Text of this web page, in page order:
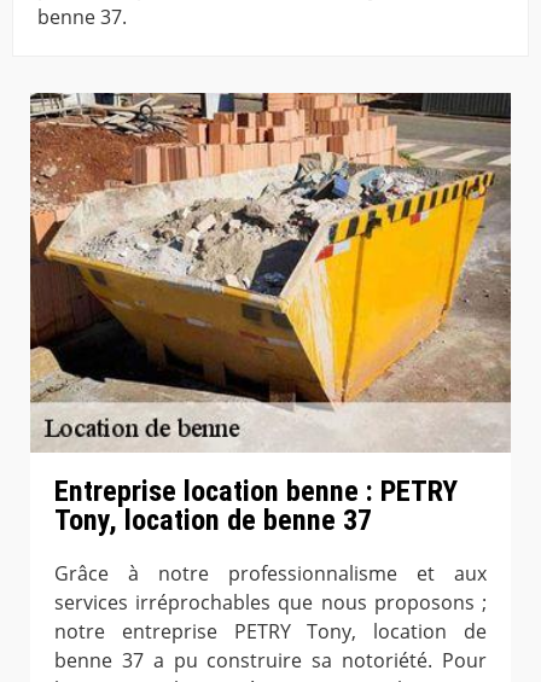
benne 37.
Entreprise location benne : PETRY
Tony, location de benne 37
Grâce à notre professionnalisme et aux
services irréprochables que nous proposons ;
notre entreprise PETRY Tony, location de
benne 37 a pu construire sa notoriété. Pour